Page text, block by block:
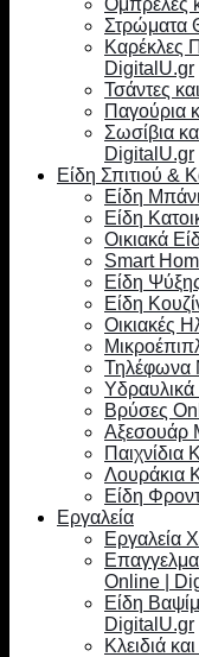
Ομπρέλες
Στρώματα
Καρέκλες
DigitalU.gr
Τσάντες
Παγούρια
Σωσίβια
DigitalU.gr
Είδη Σπιτιού &
Είδη
Είδη
Οικιακά
Smart
Είδη
Είδη
Οικιακές
Τηλέφωνα
Βρύσες
Αξεσουάρ
Παιχνίδια
Λουράκια
Είδη
Εργαλεία
Εργαλεία
Online |
Είδη
DigitalU.gr
Κλειδιά